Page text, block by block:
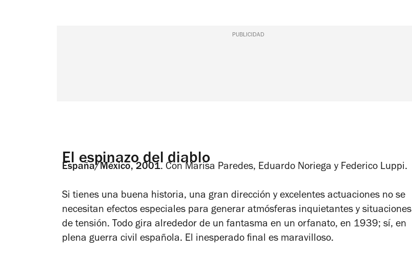
PUBLICIDAD
El espinazo del diablo
España/México, 2001. Con Marisa Paredes, Eduardo Noriega y Federico Luppi.
Si tienes una buena historia, una gran dirección y excelentes actuaciones no se
necesitan efectos especiales para generar atmósferas inquietantes y situaciones
de tensión. Todo gira alrededor de un fantasma en un orfanato, en 1939; sí, en
plena guerra civil española. El inesperado final es maravilloso.